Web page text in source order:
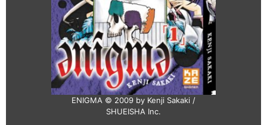
ENIGMA © 2009 by Kenji Sakaki /
SHUEISHA Inc.